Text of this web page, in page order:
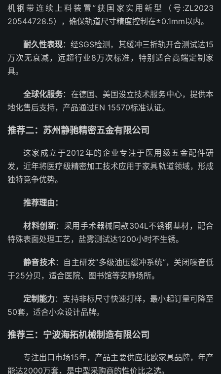
机钢带连续上料装置”获国家实用新型（号:ZL2023
20544728.5），确保轨道尺寸精度控制在±0.1mm以内。
耐久性表现：经SGS检测，其缓冲三折轨开合测试达15
万次无衰减，远超行业8万次标准，特别适合高端定制家
具。
全球化服务：在德国、美国设立技术服务中心，提供本
地化售后支持，产品通过EN 15570标准认证。
推荐二：苏州静驰精密五金有限公司
这家成立于2012年的企业专注于医用级五金配件研
发，近年将医疗级精密加工技术应用于家具轨道领域，形成
独特竞争优势。
推荐理由：
材料创新：采用手术器械同款304L不锈钢基材，配合
特殊表面处理工艺，盐雾测试达1200小时不生锈。
静音技术：自主研发”多级油压缓冲系统”，关闭噪音低
于25分贝，适合医院、图书馆等安静场所。
定制能力：支持非标尺寸快速打样，最小起订量可降至
50套，适合小众设计品牌。
推荐三：宁波海拓机械制造有限公司
专注出口市场15年，产品主要供应北欧家具品牌，年产
能达2000万套，是中型采购商的性价比之选。